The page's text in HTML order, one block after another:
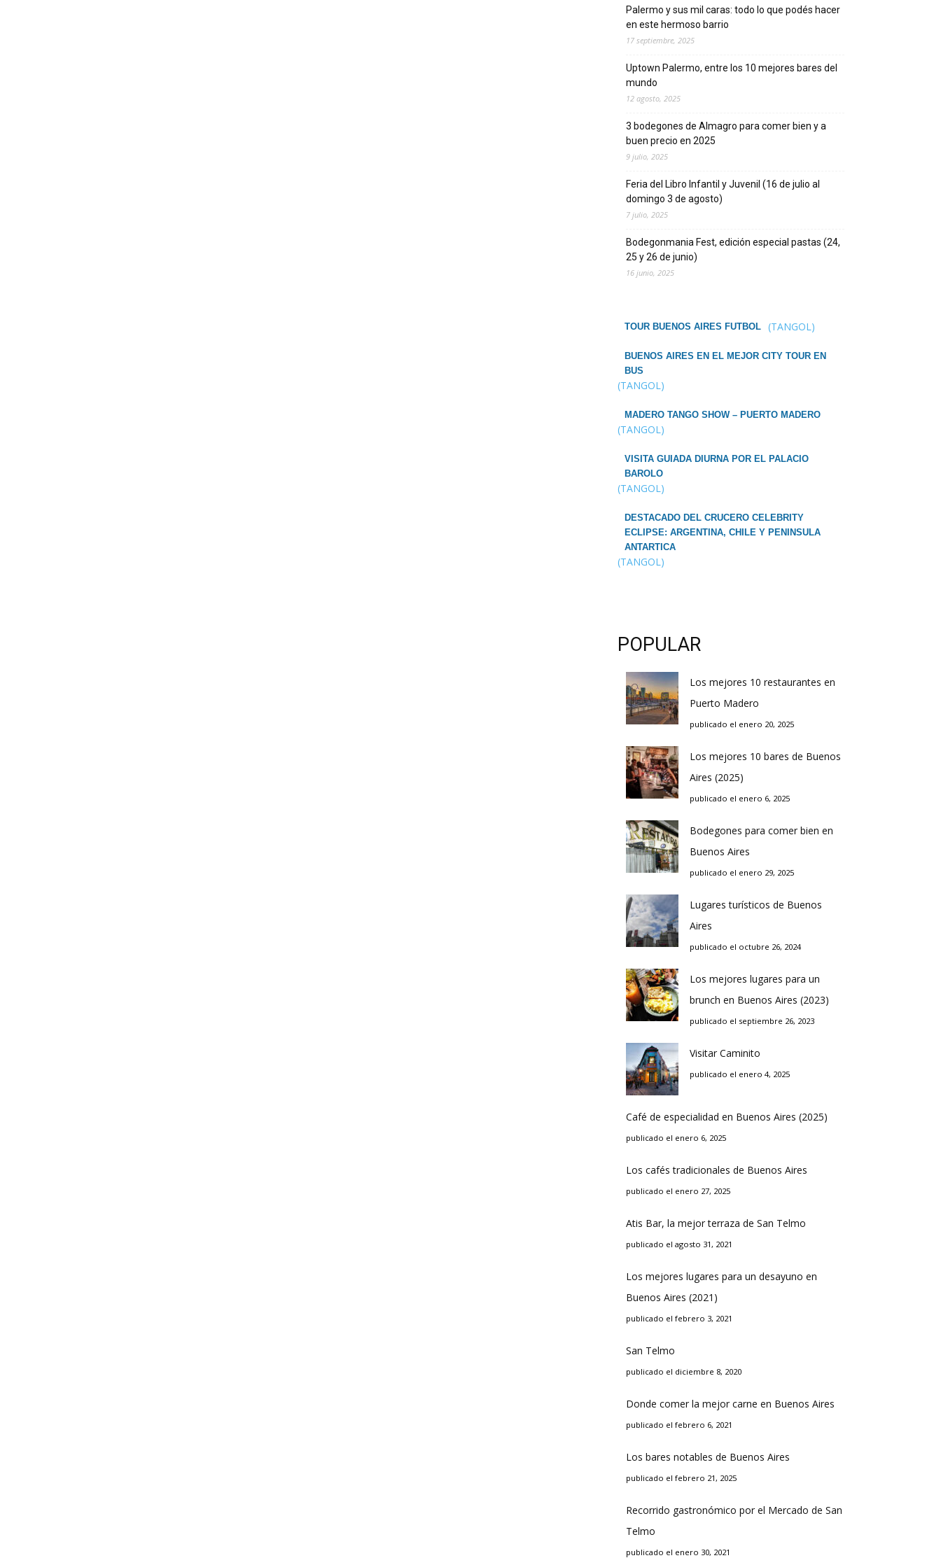
Palermo y sus mil caras: todo lo que podés hacer
en este hermoso barrio
17 septiembre, 2025
Uptown Palermo, entre los 10 mejores bares del
mundo
12 agosto, 2025
3 bodegones de Almagro para comer bien y a
buen precio en 2025
9 julio, 2025
Feria del Libro Infantil y Juvenil (16 de julio al
domingo 3 de agosto)
7 julio, 2025
Bodegonmania Fest, edición especial pastas (24,
25 y 26 de junio)
16 junio, 2025
TOUR BUENOS AIRES FUTBOL (TANGOL)
BUENOS AIRES EN EL MEJOR CITY TOUR EN
BUS
(TANGOL)
MADERO TANGO SHOW – PUERTO MADERO
(TANGOL)
VISITA GUIADA DIURNA POR EL PALACIO
BAROLO
(TANGOL)
DESTACADO DEL CRUCERO CELEBRITY
ECLIPSE: ARGENTINA, CHILE Y PENINSULA
ANTARTICA
(TANGOL)
POPULAR
Los mejores 10 restaurantes en
Puerto Madero
publicado el enero 20, 2025
Los mejores 10 bares de Buenos
Aires (2025)
publicado el enero 6, 2025
Bodegones para comer bien en
Buenos Aires
publicado el enero 29, 2025
Lugares turísticos de Buenos
Aires
publicado el octubre 26, 2024
Los mejores lugares para un
brunch en Buenos Aires (2023)
publicado el septiembre 26, 2023
Visitar Caminito
publicado el enero 4, 2025
Café de especialidad en Buenos Aires (2025)
publicado el enero 6, 2025
Los cafés tradicionales de Buenos Aires
publicado el enero 27, 2025
Atis Bar, la mejor terraza de San Telmo
publicado el agosto 31, 2021
Los mejores lugares para un desayuno en
Buenos Aires (2021)
publicado el febrero 3, 2021
San Telmo
publicado el diciembre 8, 2020
Donde comer la mejor carne en Buenos Aires
publicado el febrero 6, 2021
Los bares notables de Buenos Aires
publicado el febrero 21, 2025
Recorrido gastronómico por el Mercado de San
Telmo
publicado el enero 30, 2021